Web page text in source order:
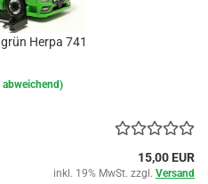
Herpa 741
15,00 EUR
inkl. 19% MwSt. zzgl. Versand